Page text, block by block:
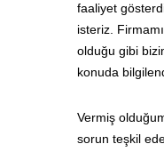
faaliyet
isteriz.
olduğu gibi
konuda
Vermiş
sorun teşkil